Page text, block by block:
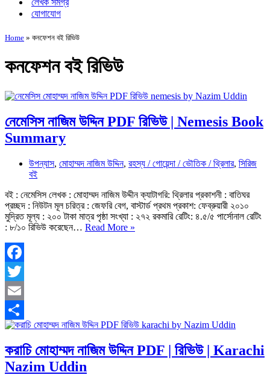
লেখক সমগ্র
যোগাযোগ
Home » কনফেশন বই রিভিউ
কনফেশন বই রিভিউ
নেমেসিস নাজিম উদ্দিন PDF রিভিউ | Nemesis Book
Summary
উপন্যাস, মোহাম্মদ নাজিম উদ্দিন, রহস্য / গোয়েন্দা / ভৌতিক / থ্রিলার, সিরিজ
বই
বই : নেমেসিস লেখক : মোহাম্মদ নাজিম উদ্দীন ক্যাটাগরি: থ্রিলার প্রকাশনী : বাতিঘর
প্রচ্ছদ : নিউটন মূল চরিত্র : জেফরি বেগ, বাস্টার্ড প্রথম প্রকাশ: ফেব্রুয়ারী ২০১০
মুদ্রিত মূল্য : ২০০ টাকা মাত্র পৃষ্ঠা সংখ্যা : ২৭২ রকমারি রেটিং: ৪.৫/৫ পার্সোনাল রেটিং
: ৮/১০ রিভিউ করেছেন… Read More »
Facebook
Twitter
Email
Share
করাচি মোহাম্মদ নাজিম উদ্দিন PDF | রিভিউ | Karachi
Nazim Uddin